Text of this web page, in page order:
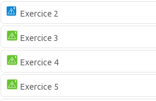
Exercice 2
Exercice 3
Exercice 4
Exercice 5